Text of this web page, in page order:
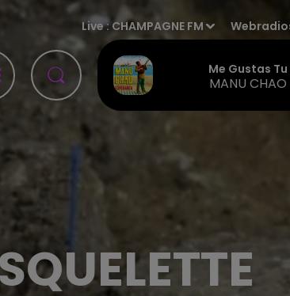
Live : CHAMPAGNE FM
Me Gustas Tu
MANU CHAO